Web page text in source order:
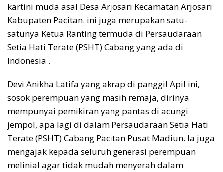
kartini muda asal Desa Arjosari Kecamatan Arjosari
Kabupaten Pacitan. ini juga merupakan satu-
satunya Ketua Ranting termuda di Persaudaraan
Setia Hati Terate (PSHT) Cabang yang ada di
Indonesia .
Devi Anikha Latifa yang akrap di panggil Apil ini,
sosok perempuan yang masih remaja, dirinya
mempunyai pemikiran yang pantas di acungi
jempol, apa lagi di dalam Persaudaraan Setia Hati
Terate (PSHT) Cabang Pacitan Pusat Madiun. Ia juga
mengajak kepada seluruh generasi perempuan
melinial agar tidak mudah menyerah dalam